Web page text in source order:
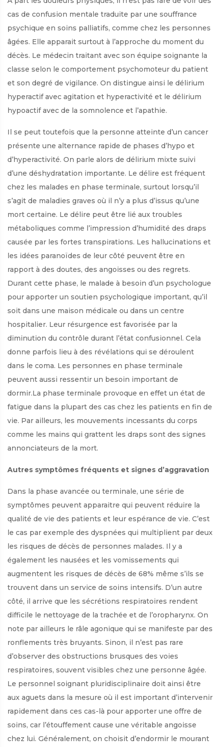
cas de confusion mentale traduite par une souffrance
psychique en soins palliatifs, comme chez les personnes
âgées. Elle apparait surtout à l’approche du moment du
décès. Le médecin traitant avec son équipe soignante la
classe selon le comportement psychomoteur du patient
et son degré de vigilance. On distingue ainsi le délirium
hyperactif avec agitation et hyperactivité et le délirium
hypoactif avec de la somnolence et l’apathie.
Il se peut toutefois que la personne atteinte d’un cancer
présente une alternance rapide de phases d’hypo et
d’hyperactivité. On parle alors de délirium mixte suivi
d’une déshydratation importante. Le délire est fréquent
chez les malades en phase terminale, surtout lorsqu’il
s’agit de maladies graves où il n’y a plus d’issus qu’une
mort certaine. Le délire peut être lié aux troubles
métaboliques comme l’impression d’humidité des draps
causée par les fortes transpirations. Les hallucinations et
les idées paranoïdes de leur côté peuvent être en
rapport à des doutes, des angoisses ou des regrets.
Durant cette phase, le malade à besoin d’un psychologue
pour apporter un soutien psychologique important, qu’il
soit dans une maison médicale ou dans un centre
hospitalier. Leur résurgence est favorisée par la
diminution du contrôle durant l’état confusionnel. Cela
donne parfois lieu à des révélations qui se déroulent
dans le coma. Les personnes en phase terminale
peuvent aussi ressentir un besoin important de
dormir.La phase terminale provoque en effet un état de
fatigue dans la plupart des cas chez les patients en fin de
vie. Par ailleurs, les mouvements incessants du corps
comme les mains qui grattent les draps sont des signes
annonciateurs de la mort.
Autres symptômes fréquents et signes d’aggravation
Dans la phase avancée ou terminale, une série de
symptômes peuvent apparaitre qui peuvent réduire la
qualité de vie des patients et leur espérance de vie. C’est
le cas par exemple des dyspnées qui multiplient par deux
les risques de décès de personnes malades. Il y a
également les nausées et les vomissements qui
augmentent les risques de décès de 68% même s’ils se
trouvent dans un service de soins intensifs. D’un autre
côté, il arrive que les sécrétions respiratoires rendent
difficile le nettoyage de la trachée et de l’oropharynx. On
note par ailleurs le râle agonique qui se manifeste par des
ronflements très bruyants. Sinon, il n’est pas rare
d’observer des obstructions brusques des voies
respiratoires, souvent visibles chez une personne âgée.
Le personnel soignant pluridisciplinaire doit ainsi être
aux aguets dans la mesure où il est important d’intervenir
rapidement dans ces cas-là pour apporter une offre de
soins, car l’étouffement cause une véritable angoisse
chez lui. Généralement, on choisit d’endormir le mourant